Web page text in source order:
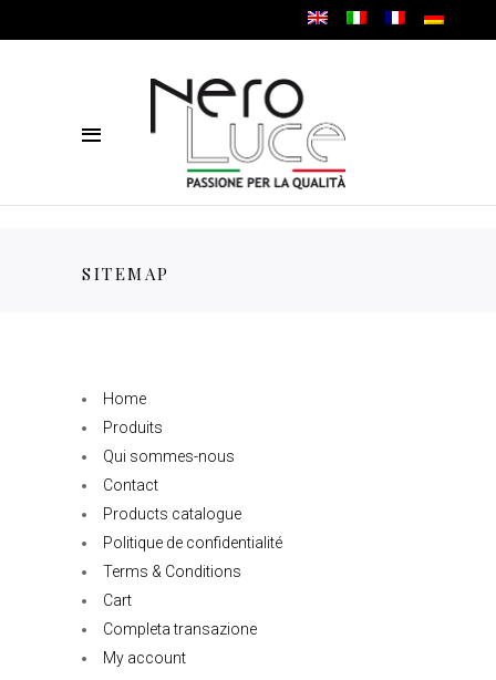
SITEMAP
Home
Produits
Qui sommes-nous
Contact
Products catalogue
Politique de confidentialité
Terms & Conditions
Cart
Completa transazione
My account